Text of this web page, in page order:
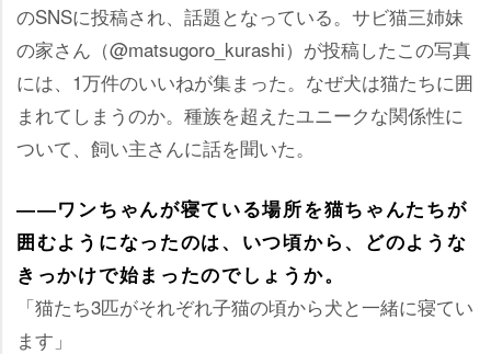
のSNSに投稿され、話題となっている。サビ猫三姉妹
の家さん（@matsugoro_kurashi）が投稿したこの写真
には、1万件のいいねが集まった。なぜ犬は猫たちに囲
まれてしまうのか。種族を超えたユニークな関係性に
ついて、飼い主さんに話を聞いた。
――ワンちゃんが寝ている場所を猫ちゃんたちが
囲むようになったのは、いつ頃から、どのような
きっかけで始まったのでしょうか。
「猫たち3匹がそれぞれ子猫の頃から犬と一緒に寝てい
ます」